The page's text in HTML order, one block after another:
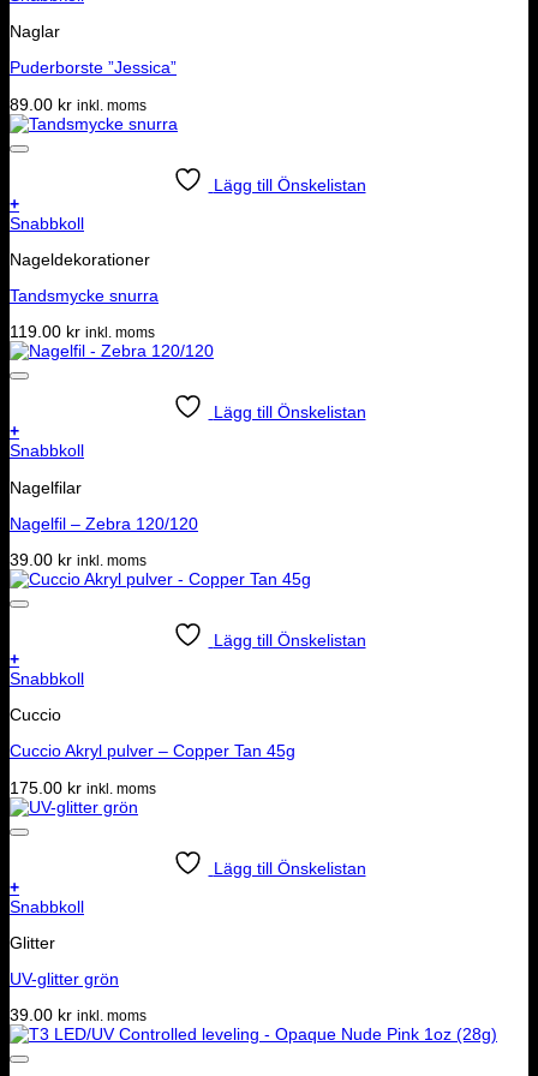
Naglar
Puderborste ”Jessica”
89.00 kr inkl. moms
Lägg till Önskelistan
+
Snabbkoll
Nageldekorationer
Tandsmycke snurra
119.00 kr inkl. moms
Lägg till Önskelistan
+
Snabbkoll
Nagelfilar
Nagelfil – Zebra 120/120
39.00 kr inkl. moms
Lägg till Önskelistan
+
Snabbkoll
Cuccio
Cuccio Akryl pulver – Copper Tan 45g
175.00 kr inkl. moms
Lägg till Önskelistan
+
Snabbkoll
Glitter
UV-glitter grön
39.00 kr inkl. moms